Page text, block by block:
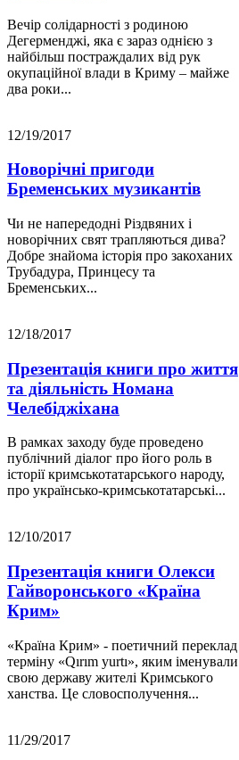
Вечір солідарності з родиною
Дегерменджі, яка є зараз однією з
найбільш постраждалих від рук
окупаційної влади в Криму – майже
два роки...
12/19/2017
Новорічні пригоди
Бременських музикантів
Чи не напередодні Різдвяних і
новорічних свят трапляються дива?
Добре знайома історія про закоханих
Трубадура, Принцесу та
Бременських...
12/18/2017
Презентація книги про життя
та діяльність Номана
Челебіджіхана
В рамках заходу буде проведено
публічний діалог про його роль в
історії кримськотатарського народу,
про українсько-кримськотатарські...
12/10/2017
Презентація книги Олекси
Гайворонського «Країна
Крим»
«Країна Крим» - поетичний переклад
терміну «Qırım yurtı», яким іменували
свою державу жителі Кримського
ханства. Це словосполучення...
11/29/2017